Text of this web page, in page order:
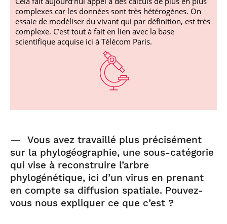
complexes car les données sont très hétérogènes. On
essaie de modéliser du vivant qui par définition, est très
complexe. C’est tout à fait en lien avec la base
scientifique acquise ici à Télécom Paris.
—
Vous avez travaillé plus précisément
sur la phylogéographie, une sous-catégorie
qui vise à reconstruire l’arbre
phylogénétique, ici d’un virus en prenant
en compte sa diffusion spatiale. Pouvez-
vous nous expliquer ce que c’est ?